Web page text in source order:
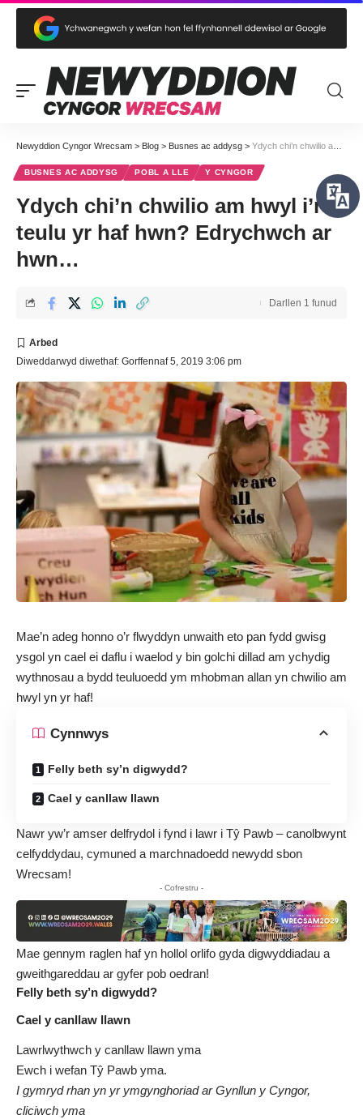
Newyddion Cyngor Wrecsam > Blog > Busnes ac addysg > Ydych chi’n chwilio am hwyl i’r teulu yr haf hwn? Edrychwch ar hwn…
BUSNES AC ADDYSG POBL A LLE Y CYNGOR
Ydych chi’n chwilio am hwyl i’r
teulu yr haf hwn? Edrychwch ar
hwn…
Diweddarwyd diwethaf: Gorffennaf 5, 2019 3:06 pm
Darllen 1 funud
Mae’n adeg honno o’r flwyddyn unwaith eto pan fydd gwisg
ysgol yn cael ei daflu i waelod y bin golchi dillad am ychydig
wythnosau a bydd teuluoedd ym mhobman allan yn chwilio am
hwyl yn yr haf!
Cynnwys
Felly beth sy’n digwydd?
Cael y canllaw llawn
Nawr yw’r amser delfrydol i fynd i lawr i Tŷ Pawb – canolbwynt
celfyddydau, cymuned a marchnadoedd newydd sbon
Wrecsam!
- Cofrestru -
Mae gennym raglen haf yn hollol orlifo gyda digwyddiadau a
gweithgareddau ar gyfer pob oedran!
Felly beth sy’n digwydd?
Cael y canllaw llawn
Lawrlwythwch y canllaw llawn yma
Ewch i wefan Tŷ Pawb yma.
I gymryd rhan yn yr ymgynghoriad ar Gynllun y Cyngor,
cliciwch yma